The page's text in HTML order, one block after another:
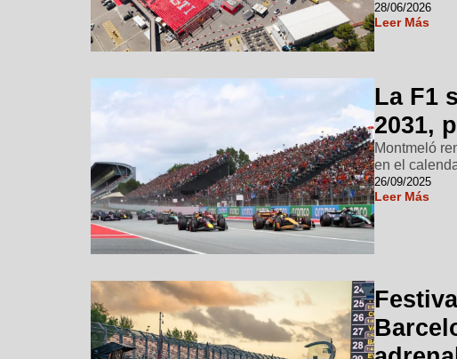
28/06/2026
Leer Más
La F1
2031,
Montmeló
en el
26/09/2025
Leer Más